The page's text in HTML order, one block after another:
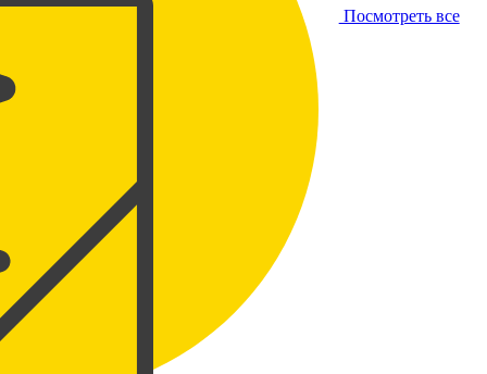
Посмотреть все